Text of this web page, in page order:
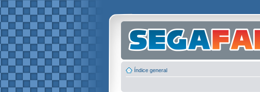
Índice general